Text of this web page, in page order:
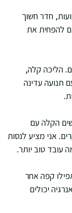
חדר חשוך
להפחית את
הליכה קלה,
תנועה עדינה
הקלה עם
אני מציע לנסות
עובד טוב יותר.
קפה אחר
יכולים